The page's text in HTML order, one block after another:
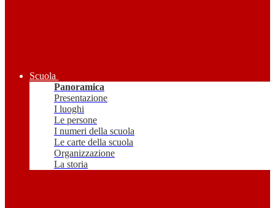
Scuola
Panoramica
Presentazione
I luoghi
Le persone
I numeri della scuola
Le carte della scuola
Organizzazione
La storia